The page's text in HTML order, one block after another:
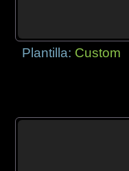
Plantilla: Custom